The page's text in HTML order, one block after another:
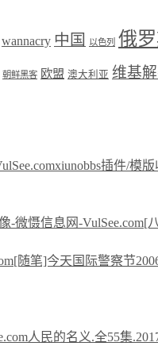
wannacry 中国 以色列 俄
朝鲜黑客 欧盟 澳大利亚 维基
xiunobbs插件/模
[
[随笔]今天国际警察节
人民的名义.全55集